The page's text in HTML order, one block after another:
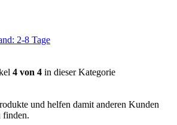
2-8 Tage
4 von 4 in dieser Kategorie
und helfen damit anderen Kunden
finden.